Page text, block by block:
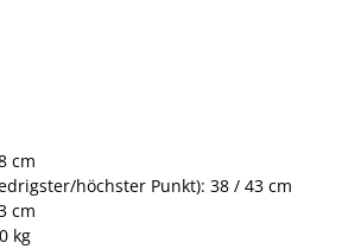
cm
höchster Punkt): 38 / 43 cm
cm
kg